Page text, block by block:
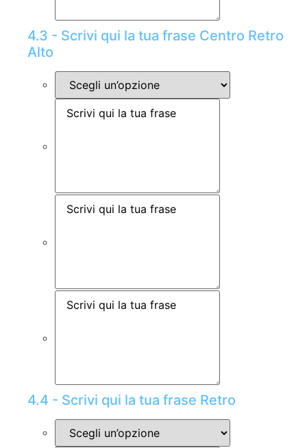
4.3 - Scrivi qui la tua frase Centro Retro
Alto
4.4 - Scrivi qui la tua frase Retro